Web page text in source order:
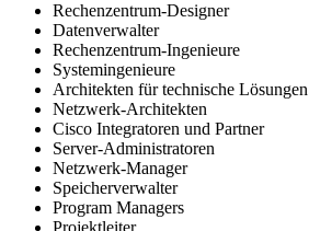
Rechenzentrum-Designer
Datenverwalter
Rechenzentrum-Ingenieure
Systemingenieure
Architekten für technische Lösungen
Netzwerk-Architekten
Cisco Integratoren und Partner
Server-Administratoren
Netzwerk-Manager
Speicherverwalter
Program Managers